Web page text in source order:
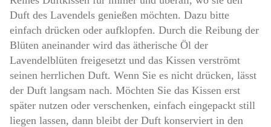
Duft des Lavendels genießen möchten. Dazu bitte
einfach drücken oder aufklopfen. Durch die Reibung der
Blüten aneinander wird das ätherische Öl der
Lavendelblüten freigesetzt und das Kissen verströmt
seinen herrlichen Duft. Wenn Sie es nicht drücken, lässt
der Duft langsam nach. Möchten Sie das Kissen erst
später nutzen oder verschenken, einfach eingepackt still
liegen lassen, dann bleibt der Duft konserviert in den